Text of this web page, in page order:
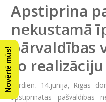
Apstiprina
nekustamā
pārvaldības
to
Otrdien, 14.jūnijā, Rīgas
apstiprinātas pašvaldības
Novērtē mūs!